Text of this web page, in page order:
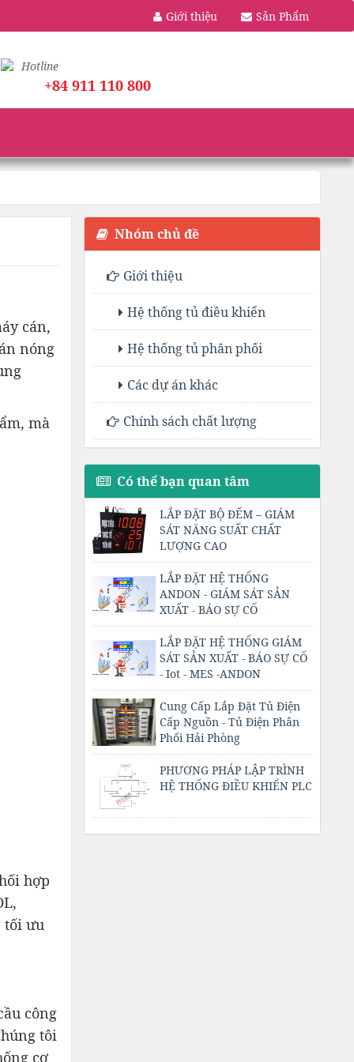
Giới thiệu Sản Phẩm
Hotline
+84 911 110 800
cán,
nóng
mà
hợp
tối ưu
công
tôi
cơ
Nhóm chủ đề
Giới thiệu
Hệ thống tủ điều khiển
Hệ thống tủ phân phối
Các dự án khác
Chính sách chất lượng
Có thể bạn quan tâm
LẮP ĐẶT BỘ ĐẾM – GIÁM
SÁT NĂNG SUẤT CHẤT
LƯỢNG CAO
LẮP ĐẶT HỆ THỐNG
ANDON - GIÁM SÁT SẢN
XUẤT - BÁO SỰ CỐ
LẮP ĐẶT HỆ THỐNG GIÁM
SÁT SẢN XUẤT - BÁO SỰ CỐ
- Iot - MES -ANDON
Cung Cấp Lắp Đặt Tủ Điện
Cấp Nguồn - Tủ Điện Phân
Phối Hải Phòng
PHƯƠNG PHÁP LẬP TRÌNH
HỆ THỐNG ĐIỀU KHIỂN PLC